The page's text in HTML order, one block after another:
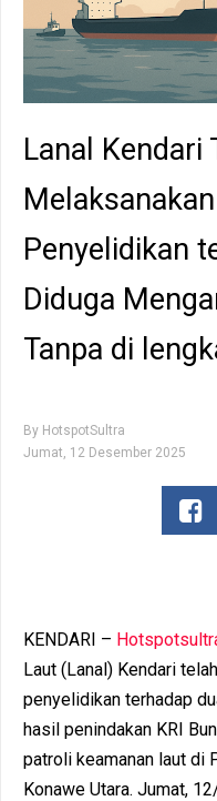
Lanal Kendari
Penyelidikan
Diduga
Tanpa di
By HotspotSultra
Jumat, 12 Desember 2025
KENDARI –
Laut (Lanal) Kendari
penyelidikan terhadap
hasil penindakan KRI
patroli keamanan laut di
Konawe Utara. Jumat,